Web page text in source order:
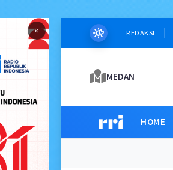
× REDAKSI
MEDAN
HOME